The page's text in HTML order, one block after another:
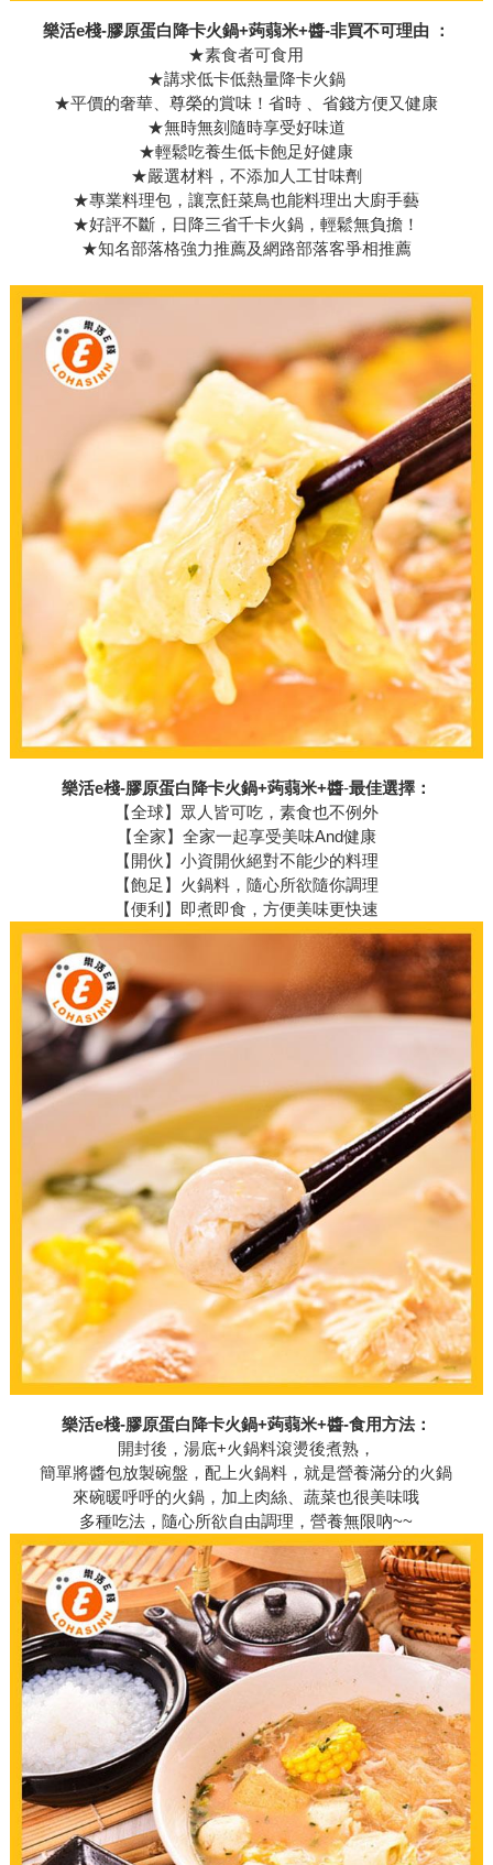
樂活e棧-膠原蛋白降卡火鍋+蒟蒻米+醬-非買不可理由 ：
★素食者可食用
★講求低卡低熱量降卡火鍋
★平價的奢華、尊榮的賞味！省時 、省錢方便又健康
★無時無刻隨時享受好味道
★輕鬆吃養生低卡飽足好健康
★嚴選材料，不添加人工甘味劑
★專業料理包，讓烹飪菜鳥也能料理出大廚手藝
★好評不斷，日降三省千卡火鍋，輕鬆無負擔！
★知名部落格強力推薦及網路部落客爭相推薦
樂活e棧-膠原蛋白降卡火鍋+蒟蒻米+醬-最佳選擇：
【全球】眾人皆可吃，素食也不例外
【全家】全家一起享受美味And健康
【開伙】小資開伙絕對不能少的料理
【飽足】火鍋料，隨心所欲隨你調理
【便利】即煮即食，方便美味更快速
樂活e棧-膠原蛋白降卡火鍋+蒟蒻米+醬-食用方法：
開封後，湯底+火鍋料滾燙後煮熟，
簡單將醬包放製碗盤，配上火鍋料，就是營養滿分的火鍋
來碗暖呼呼的火鍋，加上肉絲、蔬菜也很美味哦
多種吃法，隨心所欲自由調理，營養無限吶~~